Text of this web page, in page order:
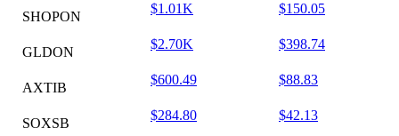
SHOPON
$1.01K $150.05
GLDON
$2.70K $398.74
AXTIB
$600.49 $88.83
SOXSB
$284.80 $42.13